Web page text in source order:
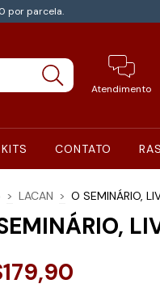
por parcela.
Atendimento
KITS CONTATO
> LACAN > O SEMINÁRIO,